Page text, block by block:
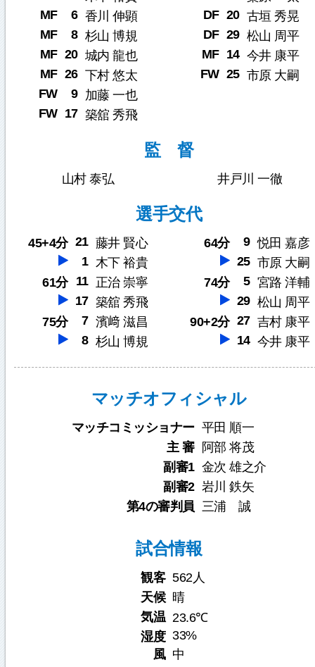
MF
6 香川 伸顕
MF
8 杉山 博規
MF 20 城内 龍也
MF 26 下村 悠太
FW
9 加藤 一也
FW 17 築舘 秀飛
DF 20 古垣 秀晃
DF 29 松山 周平
MF 14 今井 康平
FW 25 市原 大嗣
監 督
山村 泰弘 井戸川 一徹
選手交代
45+4分 21 藤井 賢心
1 木下 裕貴
61分
11 正治 崇寧
17 築舘 秀飛
75分
7 濱﨑 滋昌
8 杉山 博規
64分 9 悦田 嘉彦
25 市原 大嗣
74分
5 宮路 洋輔
29 松山 周平
90+2分 27 吉村 康平
14 今井 康平
マッチオフィシャル
マッチコミッショナー 平田 順一
主 審
阿部 将茂
副審1 金次 雄之介
副審2 岩川 鉄矢
第4の審判員 三浦 誠
試合情報
観客 562人
天候 晴
気温 23.6℃
湿度 33%
風 中